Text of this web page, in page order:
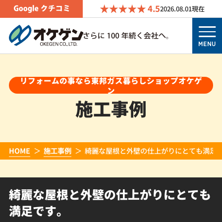
4.52026.08.01現在
MENU
リフォームの事なら東邦ガス暮らしショップオケゲ
ン
施工事例
HOME 施工事例 綺麗な屋根と外壁の仕上がりにとても満足
綺麗な屋根と外壁の仕上がりにとても
満足です。